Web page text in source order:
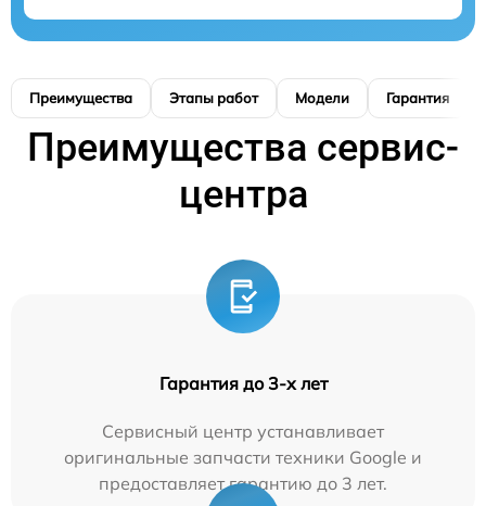
Преимущества Этапы работ Модели Гарантия
Преимущества сервис-
центра
Гарантия до 3-х лет
Сервисный центр устанавливает
оригинальные запчасти техники Google и
предоставляет гарантию до 3 лет.